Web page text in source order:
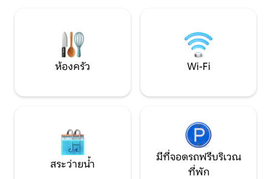
สไตล์พร้อมเตียงควีนไซส์และการตกแต่ง
สไตล์ชายหาด * หน้าต่างบานใหญ่พร้อมวิว
มหาสมุทรแปซิฟิกแบบพาโนรามา * ตู้เย็น
ขนาดเล็ก ไมโครเวฟ เครื่องชงกาแฟ (เคอริ
และมุมอ่านหนังสือ * ห้องน้ำส่วนตัว * ชาร์จ
เห็นชายหาดสระว่ายน้ำและปากแม่น้ำที่
สวยงาม * มีบริการชาร์จรถยนต์ไฟฟ้า —
เหมาะสำหรับนักเดินทางบนท้องถนน * ตั้ง
อยู่ใจกลางเมืองเพียงไม่กี่ก้าวก็ถึงร้าน
ห้องครัว Wi-Fi
สระว่ายน้ำ
มีที่จอดรถฟรีบริเวณ
ที่พัก